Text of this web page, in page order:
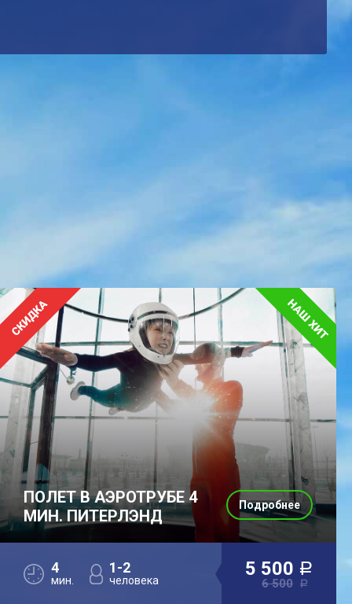
ПОЛЕТ В АЭРОТРУБЕ 4
МИН. ПИТЕРЛЭНД
4
мин.
1-2
человека
5 500 a
6 500 a
Подробнее